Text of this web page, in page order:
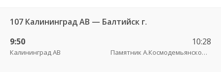
107 Калининград АВ — Балтийск г.
9:50
Калининград АВ
10:28
Памятник А.Космодемьянскому(Балтийское шоссе) трасса